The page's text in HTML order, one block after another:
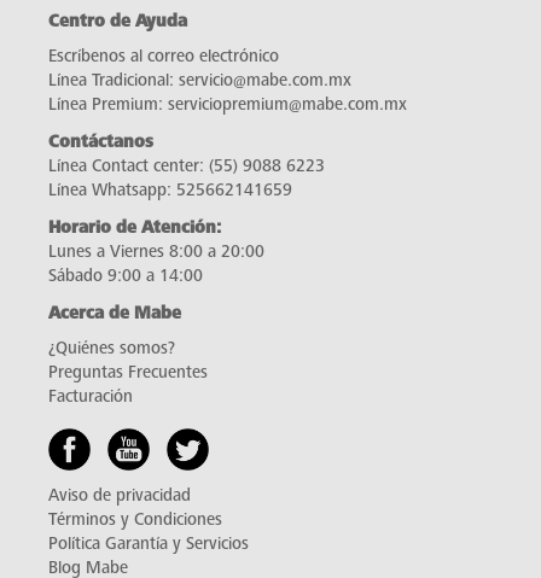
Centro de Ayuda
Escríbenos al correo electrónico
Línea Tradicional: servicio@mabe.com.mx
Línea Premium: serviciopremium@mabe.com.mx
Contáctanos
Línea Contact center: (55) 9088 6223
Línea Whatsapp: 525662141659
Horario de Atención:
Lunes a Viernes 8:00 a 20:00
Sábado 9:00 a 14:00
Acerca de Mabe
¿Quiénes somos?
Preguntas Frecuentes
Facturación
Aviso de privacidad
Términos y Condiciones
Política Garantía y Servicios
Blog Mabe